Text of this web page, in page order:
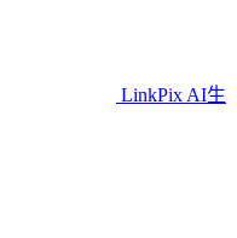
LinkPix AI生